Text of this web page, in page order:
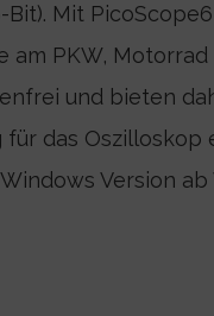
Mit
am PKW,
und bieten
für das
Version